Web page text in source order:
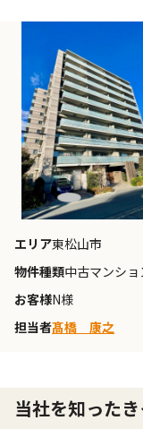
エリア東松山市
物件種類中古マンショ
お客様N様
担当者髙橋 康之
当社を知った